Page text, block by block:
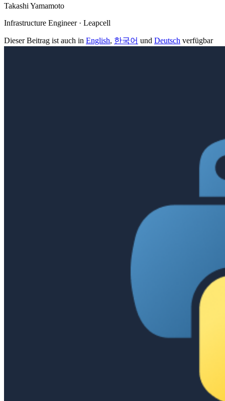
Takashi Yamamoto
Infrastructure Engineer · Leapcell
Dieser Beitrag ist auch in English, 한국어 und Deutsch verfügbar